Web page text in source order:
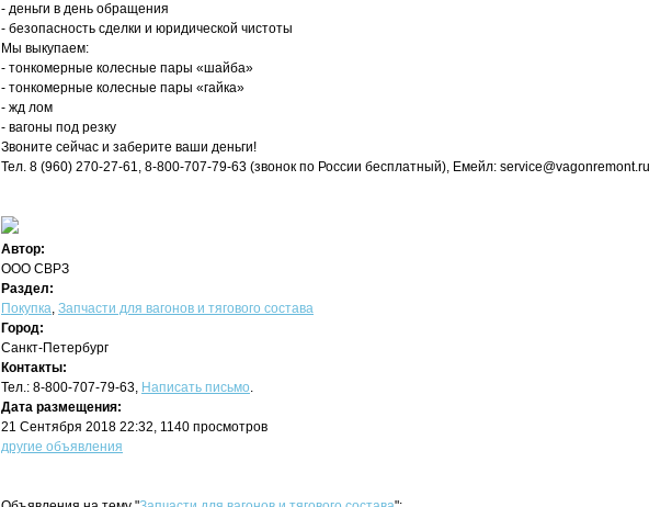
- деньги в день обращения
- безопасность сделки и юридической чистоты
Мы выкупаем:
- тонкомерные колесные пары «шайба»
- тонкомерные колесные пары «гайка»
- жд лом
- вагоны под резку
Звоните сейчас и заберите ваши деньги!
Тел. 8 (960) 270-27-61, 8-800-707-79-63 (звонок по России бесплатный), Емейл: service@vagonremont.ru
Автор:
ООО СВРЗ
Раздел:
Покупка, Запчасти для вагонов и тягового состава
Город:
Санкт-Петербург
Контакты:
Тел.: 8-800-707-79-63, Написать письмо.
Дата размещения:
21 Сентября 2018 22:32, 1140 просмотров
другие объявления